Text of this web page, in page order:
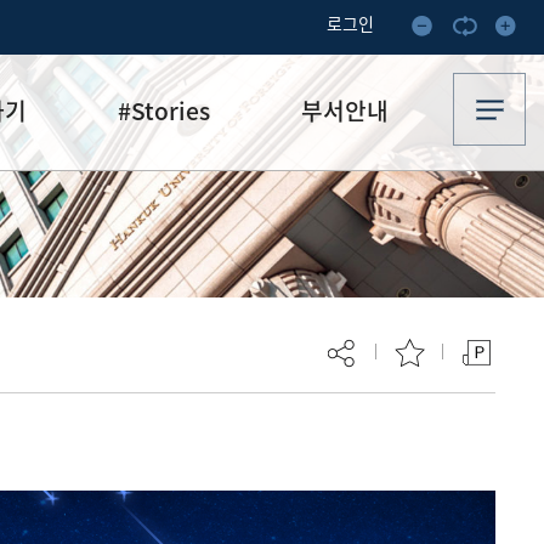
로그인
#Stories
기부·수혜스토리
기금소식
이달의 기부자
부서안내
업무안내
오시는 길
등록하시겠습니까?